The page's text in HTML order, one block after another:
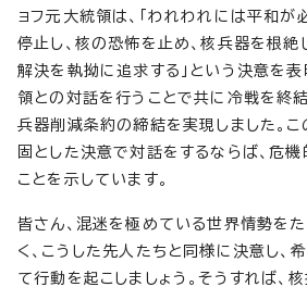
ョフ元大統領は、「われわれには平和が
停止し、核の恐怖を止め、核兵器を根絶
解決を執拗に追求する」という決意を表
領との対話を行うことで共に冷戦を終
兵器削減条約の締結を実現しました。こ
固とした決意で対話をするならば、危
ことを示しています。
皆さん、混迷を極めている世界情勢を
く、こうした先人たちと同様に決意し、
て行動を起こしましょう。そうすれば、